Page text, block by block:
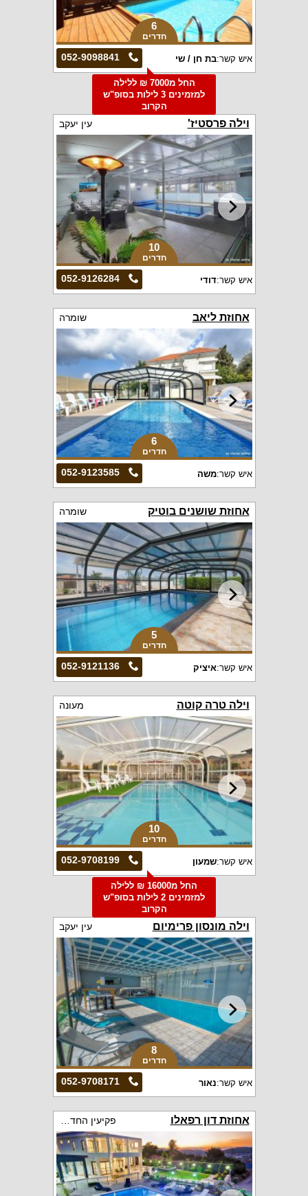
6
חדרים
052-9098841 איש קשר:בת חן / שי
החל מ7000 ₪ ללילה
למזמינים 3 לילות בסופ"ש
הקרוב
וילה פרסטיז' עין יעקב
10
חדרים
052-9126284 איש קשר:דודי
אחוזת ליאב שומרה
6
חדרים
052-9123585 איש קשר:משה
אחוזת שושנים בוטיק שומרה
5
חדרים
052-9121136 איש קשר:איציק
וילה טרה קוטה מעונה
10
חדרים
052-9708199 איש קשר:שמעון
החל מ16000 ₪ ללילה
למזמינים 2 לילות בסופ"ש
הקרוב
וילה מונסון פרימיום עין יעקב
8
חדרים
052-9708171 איש קשר:נאור
אחוזת דון רפאלו